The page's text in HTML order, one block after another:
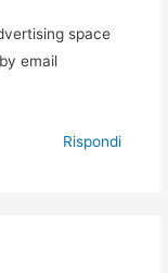
space
email
Rispondi